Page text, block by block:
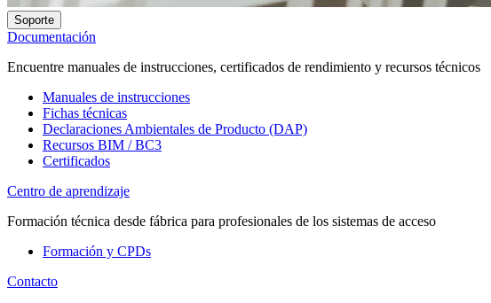
Soporte
Documentación
Encuentre manuales de instrucciones, certificados de rendimiento y recursos técnicos
Manuales de instrucciones
Fichas técnicas
Declaraciones Ambientales de Producto (DAP)
Recursos BIM / BC3
Certificados
Centro de aprendizaje
Formación técnica desde fábrica para profesionales de los sistemas de acceso
Formación y CPDs
Contacto